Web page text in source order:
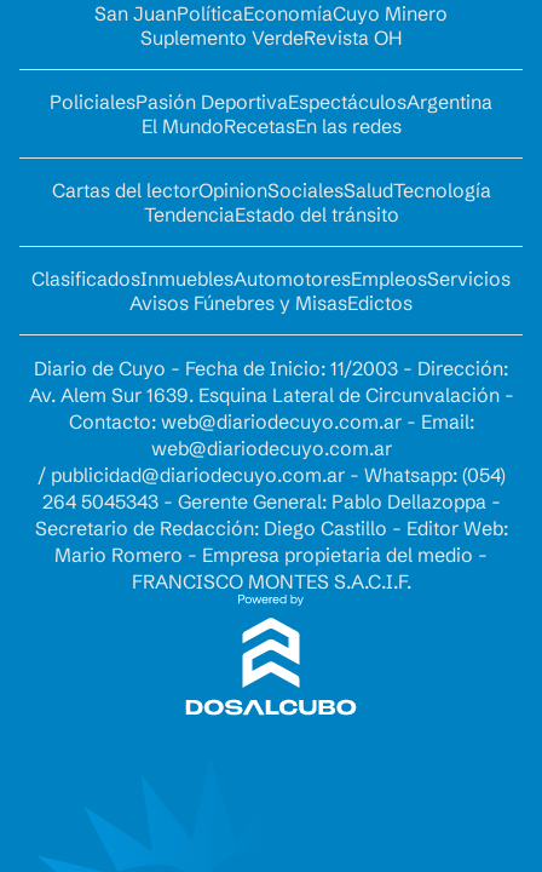
San JuanPolíticaEconomíaCuyo Minero
Suplemento VerdeRevista OH
PolicialesPasión DeportivaEspectáculosArgentina
El MundoRecetasEn las redes
Cartas del lectorOpinionSocialesSaludTecnología
TendenciaEstado del tránsito
ClasificadosInmueblesAutomotoresEmpleosServicios
Avisos Fúnebres y MisasEdictos
Diario de Cuyo - Fecha de Inicio: 11/2003 - Dirección:
Av. Alem Sur 1639. Esquina Lateral de Circunvalación -
Contacto: web@diariodecuyo.com.ar- Email:
web@diariodecuyo.com.ar
/ publicidad@diariodecuyo.com.ar- Whatsapp: (054)
264 5045343 - Gerente General: Pablo Dellazoppa -
Secretario de Redacción: Diego Castillo - Editor Web:
Mario Romero - Empresa propietaria del medio -
FRANCISCO MONTES S.A.C.I.F.